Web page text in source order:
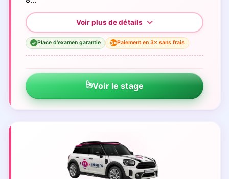
✓ Place d'examen garantie 3×Paiement en 3× sans frais
Voir le stage